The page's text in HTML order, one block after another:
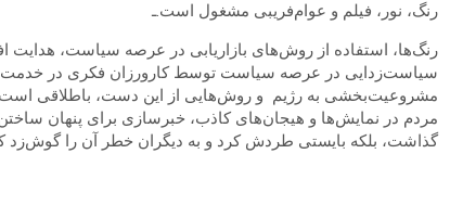
رنگ، نور، فیلم و عوام‌فریبی مشغول است.ـ
رنگ‌ها، استفاده از روش‌های بازاریابی در عرصه سیاست، هدایت
سیاست‌زدایی در عرصه سیاست توسط کارورزان فکری در
مشروعیت‌بخشی به رژیم و روش‌هایی از این دست، باطلاقی
مردم در نمایش‌ها و هیجان‌های کاذب، خبرسازی برای پنهان ساختن
گذاشت، بلکه بایستی طردش کرد و به دیگران خطر آن را گوش‌زد